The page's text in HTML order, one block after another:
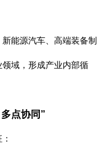
能源汽车、高端装备制
域，形成产业内部循
点协同”